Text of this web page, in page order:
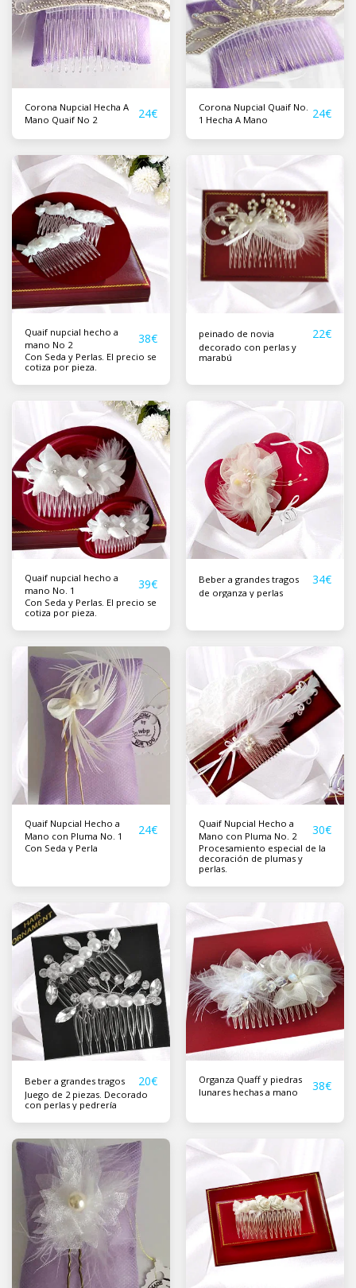
Corona Nupcial Hecha A
Mano Quaif No 2
24€
Corona Nupcial Quaif No.
1 Hecha A Mano
24€
Quaif nupcial hecho a
mano No 2
38€
Con Seda y Perlas. El precio se
cotiza por pieza.
peinado de novia 22€
decorado con perlas y
marabú
Quaif nupcial hecho a
mano No. 1
39€
Con Seda y Perlas. El precio se
cotiza por pieza.
Beber a grandes tragos 34€
de organza y perlas
Quaif Nupcial Hecho a
Mano con Pluma No. 1
24€
Con Seda y Perla
Quaif Nupcial Hecho a
Mano con Pluma No. 2
30€
Procesamiento especial de la
decoración de plumas y
perlas.
Beber a grandes tragos 20€
Juego de 2 piezas. Decorado
con perlas y pedrería
Organza Quaff y piedras
lunares hechas a mano
38€